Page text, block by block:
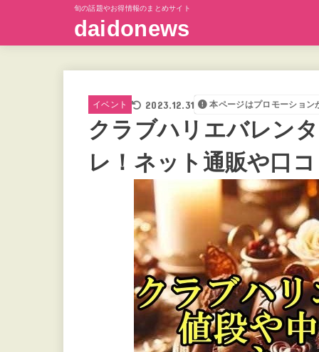
旬の話題やお得情報のまとめサイト
daidonews
イベント 2023.12.31 本ページはプロモーション
クラブハリエバレン
レ！ネット通販や口